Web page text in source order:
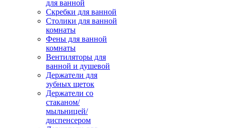
для ванной
Скребки для ванной
Столики для ванной
комнаты
Фены для ванной
комнаты
Вентиляторы для
ванной и душевой
Держатели для
зубных щеток
Держатели со
стаканом/
мыльницей/
диспенсером